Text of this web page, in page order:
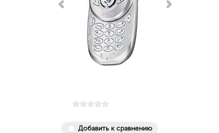
Добавить к сравнению